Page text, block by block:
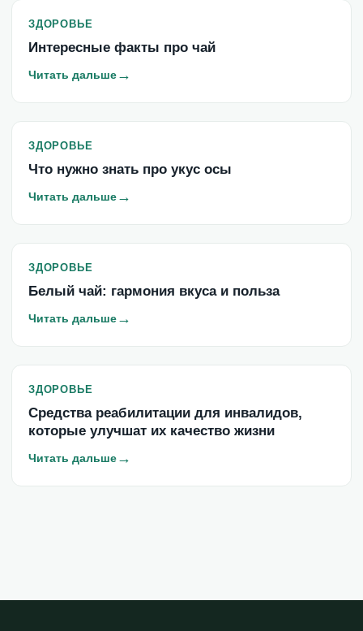
ЗДОРОВЬЕ
Интересные факты про чай
Читать дальше→
ЗДОРОВЬЕ
Что нужно знать про укус осы
Читать дальше→
ЗДОРОВЬЕ
Белый чай: гармония вкуса и польза
Читать дальше→
ЗДОРОВЬЕ
Средства реабилитации для инвалидов,
которые улучшат их качество жизни
Читать дальше→